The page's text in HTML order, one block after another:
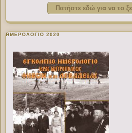
Πατήστε εδώ για να το
ΗΜΕΡΟΛΟΓΙΟ 2020